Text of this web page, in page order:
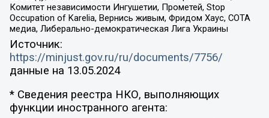
Комитет независимости Ингушетии, Прометей, Stop
Occupation of Karelia, Вернись живым, Фридом Хаус, СОТА
медиа, Либерально-демократическая Лига Украины
Источник:
https://minjust.gov.ru/ru/documents/7756/
данные на 13.05.2024
* Сведения реестра НКО, выполняющих
функции иностранного агента: